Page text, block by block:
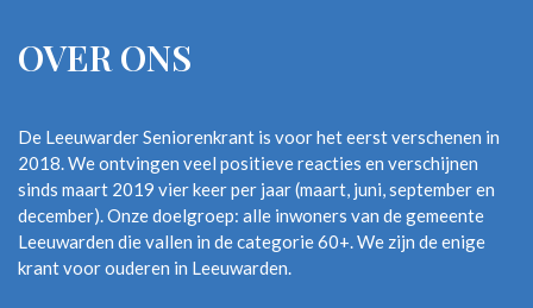
OVER ONS
De Leeuwarder Seniorenkrant is voor het eerst verschenen in
2018. We ontvingen veel positieve reacties en verschijnen
sinds maart 2019 vier keer per jaar (maart, juni, september en
december). Onze doelgroep: alle inwoners van de gemeente
Leeuwarden die vallen in de categorie 60+. We zijn de enige
krant voor ouderen in Leeuwarden.